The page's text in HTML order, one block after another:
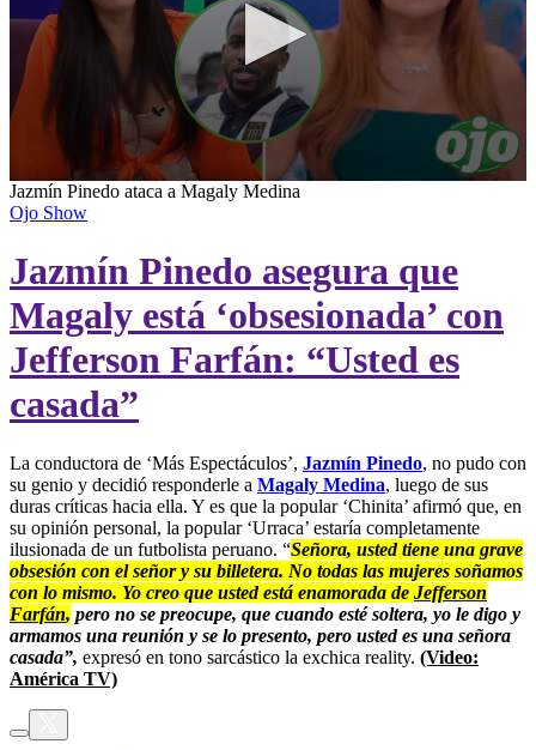
0
seconds
of
minute,
5
seconds
Jazmín Pinedo ataca a Magaly Medina
Ojo Show
Jazmín Pinedo asegura que
Magaly está ‘obsesionada’ con
Jefferson Farfán: “Usted es
casada”
La conductora de ‘Más Espectáculos’, Jazmín Pinedo, no pudo con
su genio y decidió responderle a Magaly Medina, luego de sus
duras críticas hacia ella. Y es que la popular ‘Chinita’ afirmó que, en
su opinión personal, la popular ‘Urraca’ estaría completamente
ilusionada de un futbolista peruano. “Señora, usted tiene una grave
obsesión con el señor y su billetera. No todas las mujeres soñamos
con lo mismo. Yo creo que usted está enamorada de Jefferson
Farfán, pero no se preocupe, que cuando esté soltera, yo le digo y
armamos una reunión y se lo presento, pero usted es una señora
casada”, expresó en tono sarcástico la exchica reality. (Video:
América TV)